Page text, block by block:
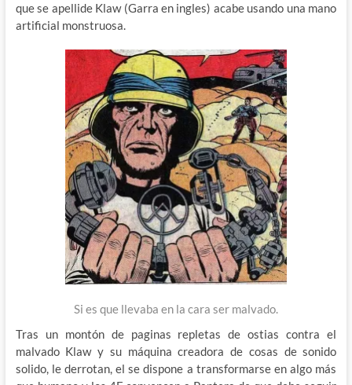
que se apellide Klaw (Garra en ingles) acabe usando una mano
artificial monstruosa.
Si es que llevaba en la cara ser malvado.
Tras un montón de paginas repletas de ostias contra el
malvado Klaw y su máquina creadora de cosas de sonido
solido, le derrotan, el se dispone a transformarse en algo más